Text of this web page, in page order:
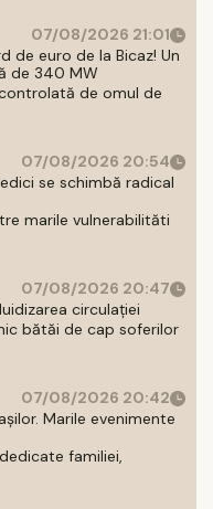
07/08/2026 21:01
de euro de la Bicaz! Un
de 340 MW
de omul de
07/08/2026 20:54
se schimbă radical
marile vulnerabilităti
07/08/2026 20:47
circulației
bătăi de cap soferilor
07/08/2026 20:42
Marile evenimente
familiei,